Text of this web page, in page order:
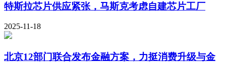
特斯拉芯片供应紧张，马斯克考虑自建芯片工厂
2025-11-18
北京12部门联合发布金融方案，力挺消费升级与金